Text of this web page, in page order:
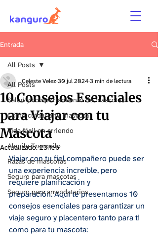
Entrada
All Posts
Salud y comportamiento de mascotas
Cómo cuidar a tu mascota
Vida fácil en arriendo
Alquila Tranquilo
Razas de mascotas
Seguro para mascotas
Seguro para arrendatarios
All Posts
10 Consejos Esenciales
para Viajar con tu
Mascota
Celeste Velez30 jul 20243 min de lectura
Actualizado:23 feb
Viajar con tu fiel compañero puede ser
una experiencia increíble, pero
requiere planificación y
preparación. Aquí te presentamos 10
consejos esenciales para garantizar un
viaje seguro y placentero tanto para ti
como para tu mascota: